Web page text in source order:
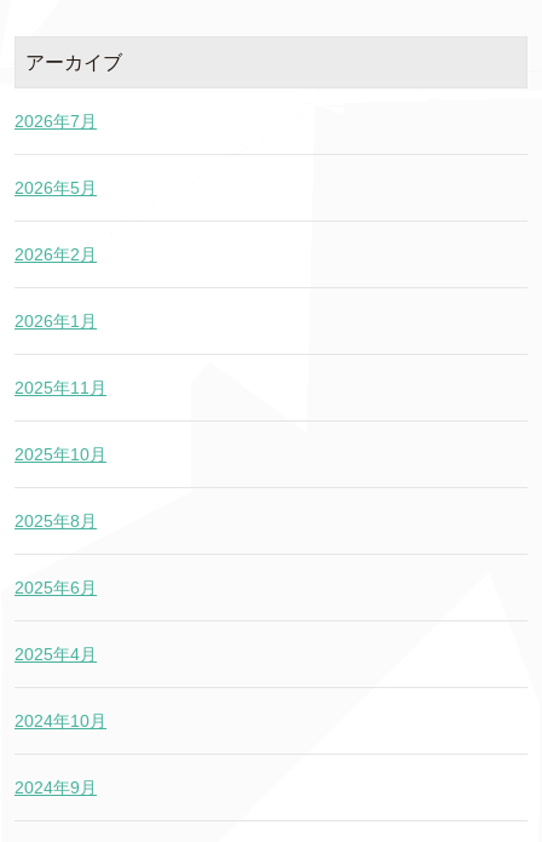
アーカイブ
2026年7月
2026年5月
2026年2月
2026年1月
2025年11月
2025年10月
2025年8月
2025年6月
2025年4月
2024年10月
2024年9月